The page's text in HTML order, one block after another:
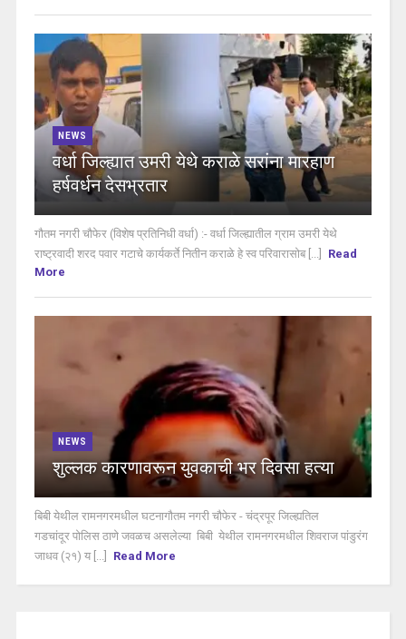
NEWS
वर्धा जिल्ह्यात उमरी येथे कराळे सरांना मारहाण
हर्षवर्धन देसभ्रतार
गौतम नगरी चौफेर (विशेष प्रतिनिधी वर्धा) :- वर्धा जिल्ह्यातील ग्राम उमरी येथे
राष्ट्रवादी शरद पवार गटाचे कार्यकर्ते नितीन कराळे हे स्व परिवारासोब [...]
Read
More
NEWS
शुल्लक कारणावरून युवकाची भर दिवसा हत्या
बिबी येथील रामनगरमधील घटनागौतम नगरी चौफेर - चंद्रपूर जिल्ह्यतिल
गडचांदूर पोलिस ठाणे जवळच असलेल्या बिबी येथील रामनगरमधील शिवराज पांडुरंग
जाधव (२१) य [...]
Read More